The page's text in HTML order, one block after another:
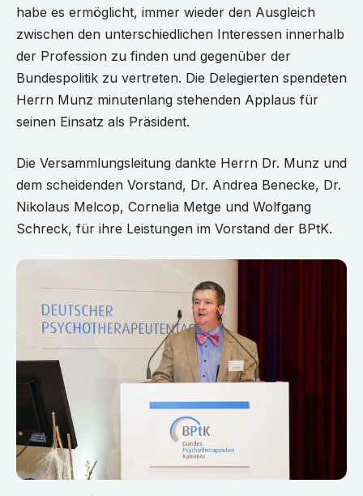
habe es ermöglicht, immer wieder den Ausgleich
zwischen den unterschiedlichen Interessen innerhalb
der Profession zu finden und gegenüber der
Bundespolitik zu vertreten. Die Delegierten spendeten
Herrn Munz minutenlang stehenden Applaus für
seinen Einsatz als Präsident.
Die Versammlungsleitung dankte Herrn Dr. Munz und
dem scheidenden Vorstand, Dr. Andrea Benecke, Dr.
Nikolaus Melcop, Cornelia Metge und Wolfgang
Schreck, für ihre Leistungen im Vorstand der BPtK.